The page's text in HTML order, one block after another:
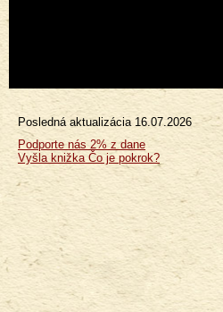
Menu
Posledná aktualizácia 16.07.2026
Podporte nás 2% z dane
Vyšla knižka Čo je pokrok?